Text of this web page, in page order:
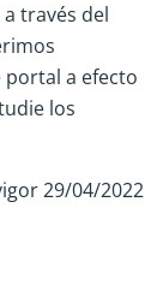
través del
portal a efecto
los
29/04/2022